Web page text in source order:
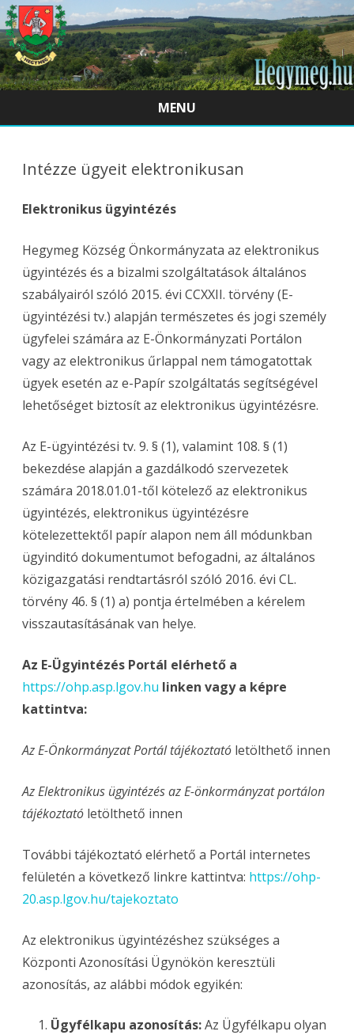
MENU
Intézze ügyeit elektronikusan
Elektronikus ügyintézés
Hegymeg Község Önkormányzata az elektronikus
ügyintézés és a bizalmi szolgáltatások általános
szabályairól szóló 2015. évi CCXXII. törvény (E-
ügyintézési tv.) alapján természetes és jogi személy
ügyfelei számára az E-Önkormányzati Portálon
vagy az elektronikus űrlappal nem támogatottak
ügyek esetén az e-Papír szolgáltatás segítségével
lehetőséget biztosít az elektronikus ügyintézésre.
Az E-ügyintézési tv. 9. § (1), valamint 108. § (1)
bekezdése alapján a gazdálkodó szervezetek
számára 2018.01.01-től kötelező az elektronikus
ügyintézés, elektronikus ügyintézésre
kötelezettektől papír alapon nem áll módunkban
ügyinditó dokumentumot befogadni, az általános
közigazgatási rendtartásról szóló 2016. évi CL.
törvény 46. § (1) a) pontja értelmében a kérelem
visszautasításának van helye.
Az E-Ügyintézés Portál elérhető a
https://ohp.asp.lgov.hu linken vagy a képre
kattintva:
Az E-Önkormányzat Portál tájékoztató letölthető innen
Az Elektronikus ügyintézés az E-önkormányzat portálon
tájékoztató letölthető innen
További tájékoztató elérhető a Portál internetes
felületén a következő linkre kattintva: https://ohp-
20.asp.lgov.hu/tajekoztato
Az elektronikus ügyintézéshez szükséges a
Központi Azonosítási Ügynökön keresztüli
azonosítás, az alábbi módok egyikén:
Ügyfélkapu azonosítás:Az Ügyfélkapu olyan